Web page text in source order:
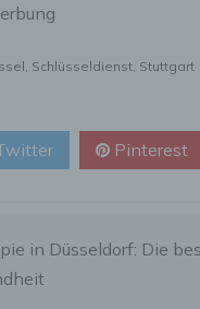
Schlüsseldienst Stuttgart
Pinterest
in Düsseldorf: Die